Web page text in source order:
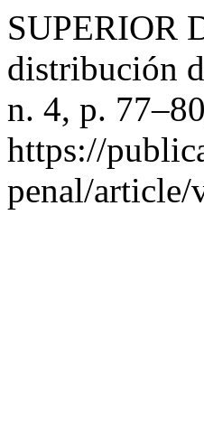
SUPERIOR
distribución
n. 4, p.
https://
penal/article/